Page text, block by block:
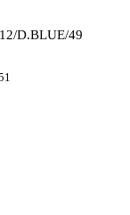
D.BLUE/49